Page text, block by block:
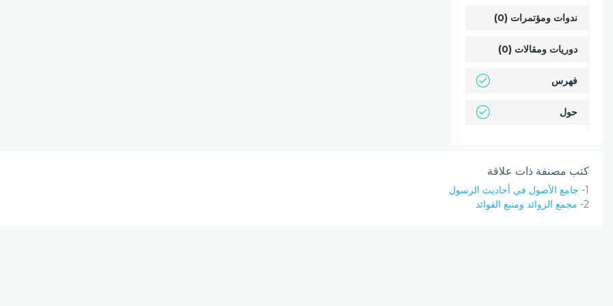
ندوات ومؤتمرات (0)
دوريات ومقالات (0)
فهرس
حول
كتب مصنفة ذات علاقة
1- جامع الأصول في أحاديث الرسول
2- مجمع الزوائد ومنبع الفوائد